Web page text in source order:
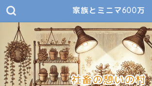
家族とミニマ600万
社畜の憩いの村